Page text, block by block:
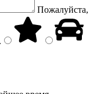
Пожалуйста,